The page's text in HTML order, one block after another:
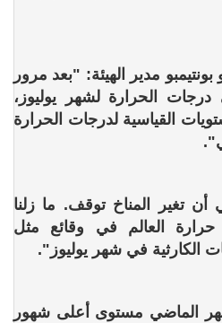
مدير الهيئة: "بعد مرور
الحرارة لشهر يوليوز،
القياسية لدرجات الحرارة
تغير المناخ توقف. ما زلنا
حرارة العالم في وقائع مثل
الكارثية في شهر يوليوز".
الماضي مستوى أعلى شهور